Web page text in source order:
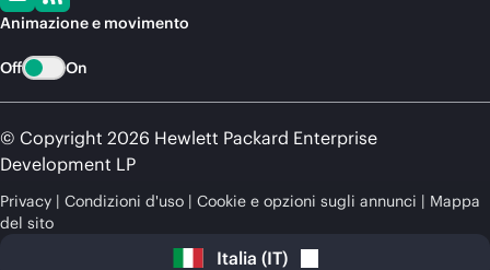
Animazione e movimento
Off On
© Copyright 2026 Hewlett Packard Enterprise
Development LP
Privacy Condizioni d'uso Cookie e opzioni sugli annunci
Mappa
del sito
Italia (IT)